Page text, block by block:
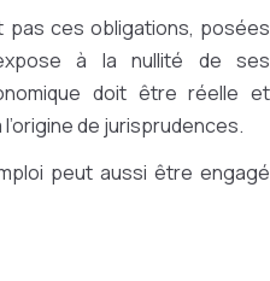
ces obligations, posées
à la nullité de ses
doit être réelle et
de jurisprudences.
peut aussi être engagé